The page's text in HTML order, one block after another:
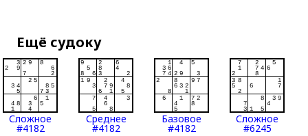
Ещё судоку
Сложное
#4182
Среднее
#4182
Базовое
#4182
Сложное
#6245